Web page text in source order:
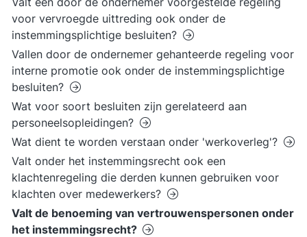
voor vervroegde uittreding ook onder de
instemmingsplichtige besluiten?
Vallen door de ondernemer gehanteerde regeling voor
interne promotie ook onder de instemmingsplichtige
besluiten?
Wat voor soort besluiten zijn gerelateerd aan
personeelsopleidingen?
Wat dient te worden verstaan onder 'werkoverleg'?
Valt onder het instemmingsrecht ook een
klachtenregeling die derden kunnen gebruiken voor
klachten over medewerkers?
Valt de benoeming van vertrouwenspersonen onder
het instemmingsrecht?